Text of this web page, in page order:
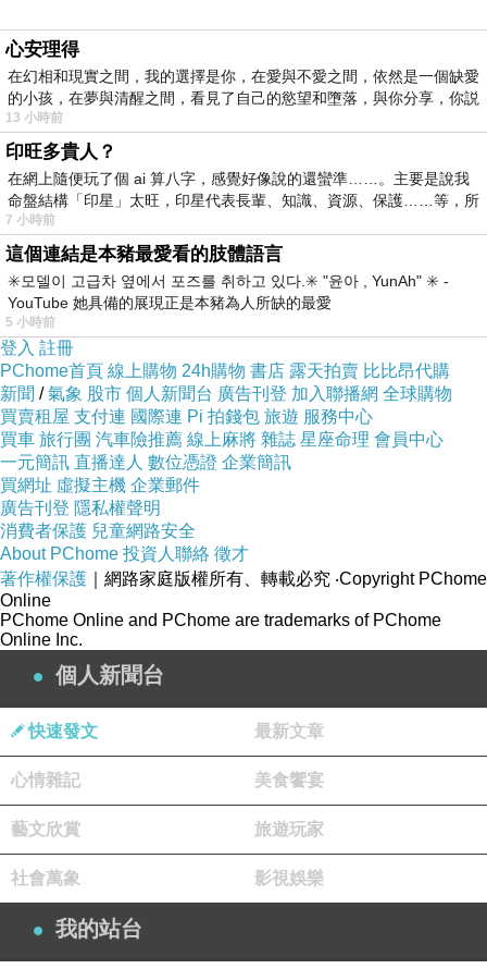
滑動透明板，幫助母雞保護自己的寶貝蛋！透過
生活化的情境，在遊戲中玩出邏輯推理力，訓練
圖像觀察與空間概念。
※產品特色
1.透過生活化的母雞孵蛋情境，在遊戲中玩出邏
輯推理力。
2.48題四種挑戰等級的遊戲關卡，循序漸進挑戰
與嘗試，激發腦力極限。
3.暢銷全球的益智遊戲，訓練圖像觀察與空間概
念。
4.包裝輕巧攜帶方便，走到哪裡、玩到哪裡，大
人、小孩都愛玩。
※設計理念
「雞蛋保衛戰」以生活化的母雞與雞蛋設計挑戰
情境，進行好玩又有趣的保衛遊戲。配合遊戲關
卡，上下左右滑動透明板，讓母雞遮蔽雞蛋。48
種由淺而深的遊戲關卡，可以自己選擇挑戰的難
心安理得
在幻相和現實之間，我的選擇是你，在愛與不愛之間，依然是一個缺愛
的小孩，在夢與清醒之間，看見了自己的慾望和墮落，與你分享，你説
13 小時前
印旺多貴人？
在網上隨便玩了個 ai 算八字，感覺好像說的還蠻準……。主要是說我
命盤結構「印星」太旺，印星代表長輩、知識、資源、保護……等，所
7 小時前
這個連結是本豬最愛看的肢體語言
✳️모델이 고급차 옆에서 포즈를 취하고 있다.✳️ "윤아 , YunAh" ✳️ -
YouTube 她具備的展現正是本豬為人所缺的最愛
5 小時前
登入 註冊
PChome首頁 線上購物 24h購物 書店 露天拍賣 比比昂代購
新聞 /氣象 股市 個人新聞台 廣告刊登 加入聯播網 全球購物
買賣租屋 支付連 國際連 Pi 拍錢包 旅遊 服務中心
買車 旅行團 汽車險推薦 線上麻將 雜誌 星座命理 會員中心
一元簡訊 直播達人 數位憑證 企業簡訊
買網址 虛擬主機 企業郵件
廣告刊登 隱私權聲明
消費者保護 兒童網路安全
About PChome 投資人聯絡 徵才
著作權保護 ｜網路家庭版權所有、轉載必究 ‧Copyright PChome
Online
PChome Online and PChome are trademarks of PChome
Online Inc.
個人新聞台
快速發文 最新文章
心情雜記 美食饗宴
藝文欣賞 旅遊玩家
社會萬象 影視娛樂
我的站台